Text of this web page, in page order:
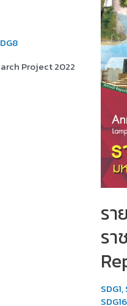
Project 2022
รา
รา
SDG1,
SDG16